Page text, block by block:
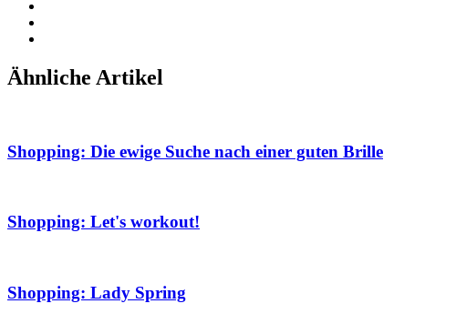
Ähnliche Artikel
Shopping: Die ewige Suche nach einer guten Brille
Shopping: Let's workout!
Shopping: Lady Spring